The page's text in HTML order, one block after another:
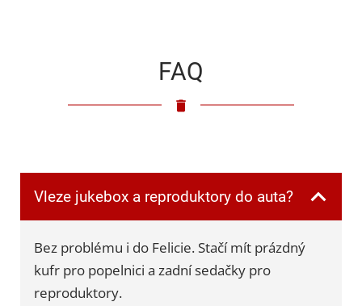
FAQ
Vleze jukebox a reproduktory do auta?
Bez problému i do Felicie. Stačí mít prázdný
kufr pro popelnici a zadní sedačky pro
reproduktory.